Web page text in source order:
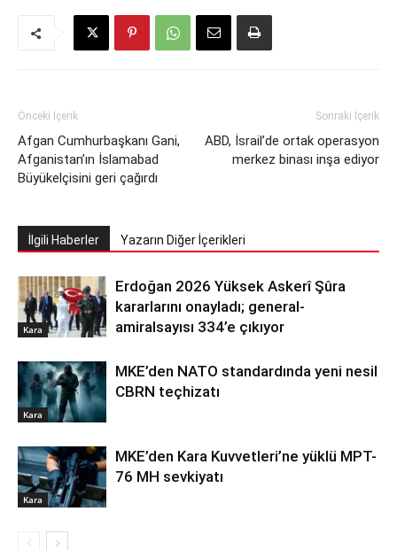
Önceki İçerik
Afgan Cumhurbaşkanı Gani,
Afganistan’ın İslamabad
Büyükelçisini geri çağırdı
Sonraki İçerik
ABD, İsrail’de ortak operasyon
merkez binası inşa ediyor
İlgili Haberler Yazarın Diğer İçerikleri
Kara
Erdoğan 2026 Yüksek Askerî Şûra
kararlarını onayladı; general-
amiralsayısı 334’e çıkıyor
Kara
MKE’den NATO standardında yeni nesil
CBRN teçhizatı
Kara
MKE’den Kara Kuvvetleri’ne yüklü MPT-
76 MH sevkiyatı